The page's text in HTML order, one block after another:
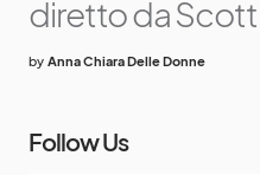
diretto da Scott
by Anna Chiara Delle Donne
Follow Us